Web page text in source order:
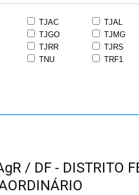
TJAC TJAL
TJGO TJMG
TJRR TJRS
TNU TRF1
/ DF - DISTRITO